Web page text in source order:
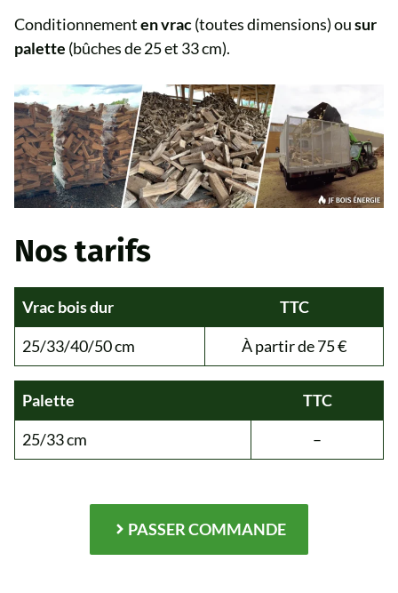
Conditionnementen vrac(toutes dimensions) ousur
palette (bûches de 25 et 33 cm).
Nos tarifs
Vrac bois dur
TTC
25/33/40/50 cm
À partir de 75 €
Palette
TTC
25/33 cm
–
PASSER COMMANDE